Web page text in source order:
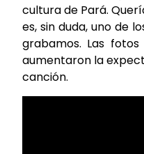
cultura de Pará.
es, sin duda, uno de
grabamos. Las
aumentaron la
canción.